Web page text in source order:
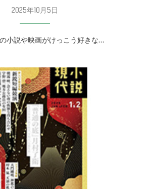
2025年10月5日
小説や映画がけっこう好きな…